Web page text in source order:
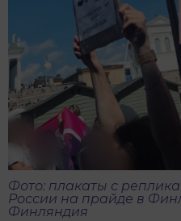
Фото: плакаты с
России на прайде в
Финляндия